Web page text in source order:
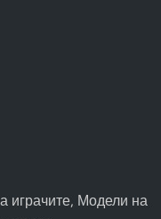
играчите, Модели на